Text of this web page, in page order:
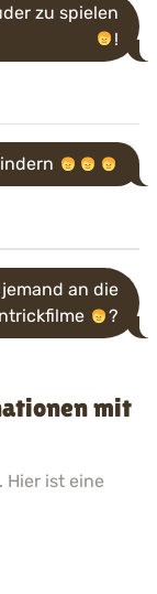
zu spielen
!
an die
?
mit
ist eine